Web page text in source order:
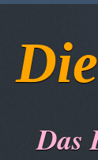
Das